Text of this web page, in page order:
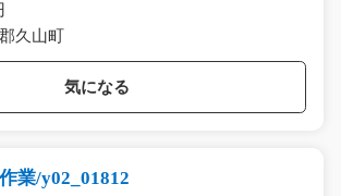
久山町
気になる
業/y02_01812